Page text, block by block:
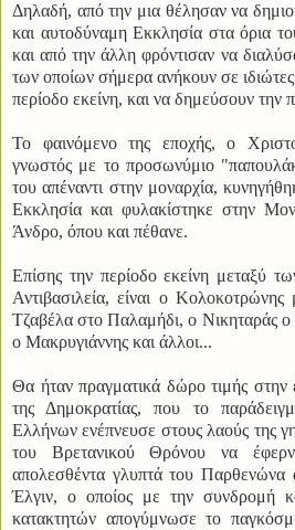
Δηλαδή, από την μια θέλησαν να
και αυτοδύναμη Εκκλησία στα όρια
και από την άλλη φρόντισαν να
των οποίων σήμερα ανήκουν σε
περίοδο εκείνη, και να δημεύσουν την
Το φαινόμενο της εποχής, ο
γνωστός με το προσωνύμιο
του απέναντι στην μοναρχία,
Εκκλησία και φυλακίστηκε στην
Άνδρο, όπου και πέθανε.
Επίσης την περίοδο εκείνη μεταξύ
Αντιβασιλεία, είναι ο
Τζαβέλα στο Παλαμήδι, ο Νικηταράς ο
ο Μακρυγιάννης και άλλοι...
Θα ήταν πραγματικά δώρο τιμής στην
της Δημοκρατίας, που το
Ελλήνων ενέπνευσε στους λαούς της
του Βρετανικού Θρόνου να
απολεσθέντα γλυπτά του Παρθενώνα
Έλγιν, ο οποίος με την συνδρομή
κατακτητών απογύμνωσε το